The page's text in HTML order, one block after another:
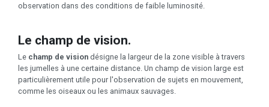
observation dans des conditions de faible luminosité.
Le champ de vision.
Le champ de vision désigne la largeur de la zone visible à travers
les jumelles à une certaine distance. Un champ de vision large est
particulièrement utile pour l'observation de sujets en mouvement,
comme les oiseaux ou les animaux sauvages.